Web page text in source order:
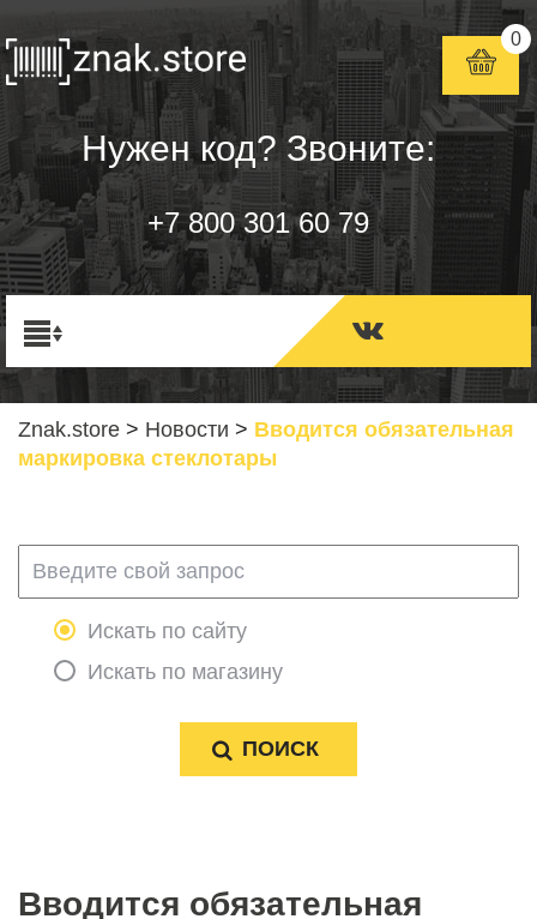
Нужен код? Звоните:
+7 800 301 60 79
0
Znak.store > Новости > Вводится обязательная
маркировка стеклотары
Искать по сайту
Искать по магазину
Вводится обязательная